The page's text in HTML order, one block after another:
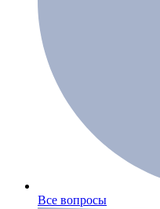
Все вопросы